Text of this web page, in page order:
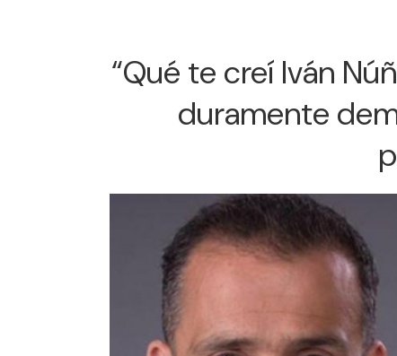
“Qué te creí Iván
duramente